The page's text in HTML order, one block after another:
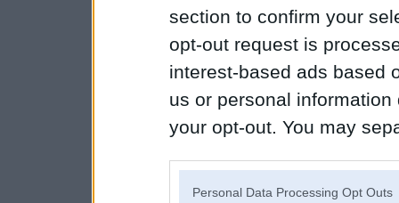
section to confirm your
opt-out request is
interest-based ads based
us or personal
your opt-out. You may
Personal Data Processing Opt Outs